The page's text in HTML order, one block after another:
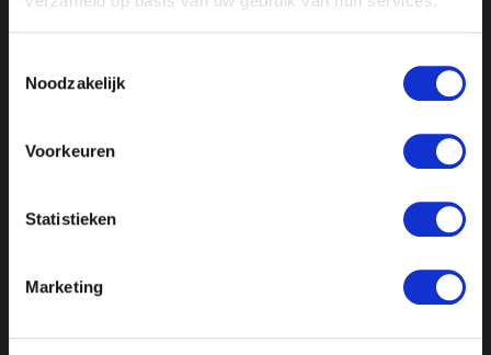
Noodzakelijk
Voorkeuren
Statistieken
Marketing